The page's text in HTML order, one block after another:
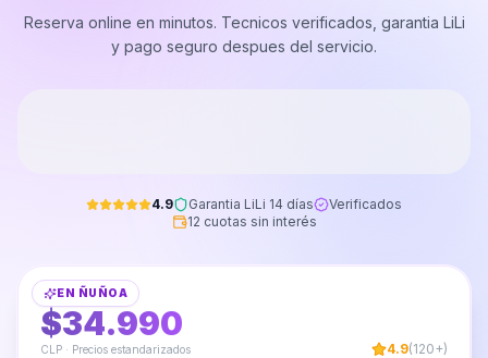
Reserva online en minutos. Tecnicos verificados, garantia LiLi
y pago seguro despues del servicio.
4.9 Garantia LiLi 14 días
Verificados
12 cuotas sin interés
EN ÑUÑOA
DESDE
$34.990
CLP · Precios estandarizados 4.9(120+)